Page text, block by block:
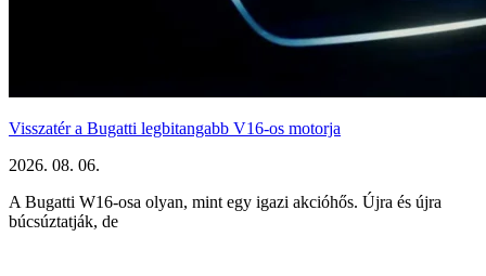
Visszatér a Bugatti legbitangabb V16-os motorja
2026. 08. 06.
A Bugatti W16-osa olyan, mint egy igazi akcióhős. Újra és újra
búcsúztatják, de